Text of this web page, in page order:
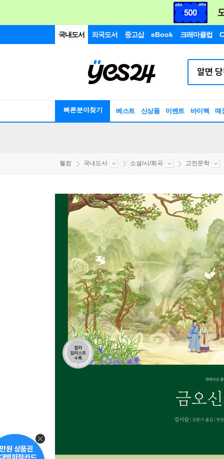
국내도서 외국도서 중고샵 eBook 크레마클럽
빠른분야찾기 베스트 신상품 이벤트 바이백 매
웰컴 국내도서 소설/시/희곡 고전문학